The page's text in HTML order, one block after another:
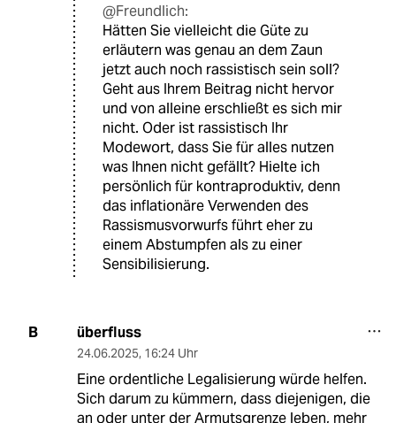
@Freundlich:
Hätten Sie vielleicht die Güte zu
erläutern was genau an dem Zaun
jetzt auch noch rassistisch sein soll?
Geht aus Ihrem Beitrag nicht hervor
und von alleine erschließt es sich mir
nicht. Oder ist rassistisch Ihr
Modewort, dass Sie für alles nutzen
was Ihnen nicht gefällt? Hielte ich
persönlich für kontraproduktiv, denn
das inflationäre Verwenden des
Rassismusvorwurfs führt eher zu
einem Abstumpfen als zu einer
Sensibilisierung.
B überfluss
24.06.2025, 16:24 Uhr
Eine ordentliche Legalisierung würde helfen.
Sich darum zu kümmern, dass diejenigen, die
an oder unter der Armutsgrenze leben, mehr